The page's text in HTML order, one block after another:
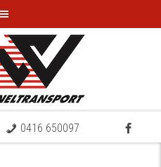
0416 650097